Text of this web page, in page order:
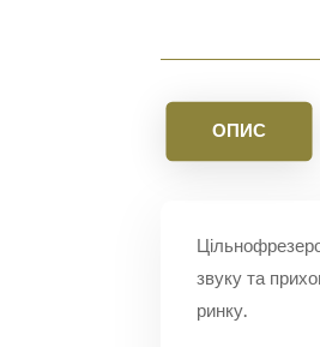
ОПИС
звуку та
ринку.